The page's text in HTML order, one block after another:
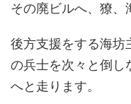
その廃ビルへ、獠、
後方支援をする海坊
の兵士を次々と倒し
へと走ります。